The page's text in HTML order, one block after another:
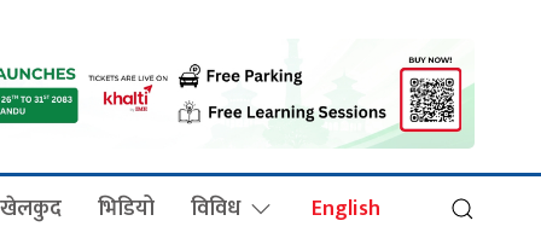
खेलकुद भिडियो विविध English